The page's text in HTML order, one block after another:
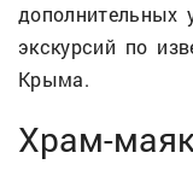
дополнительных
экскурсий по
Крыма.
Храм-